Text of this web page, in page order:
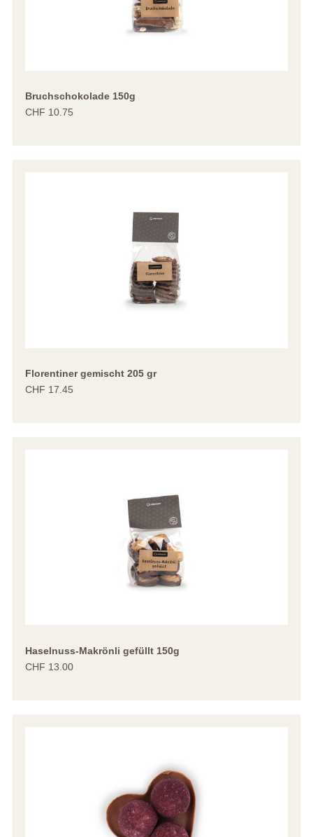
Bruchschokolade 150g
CHF 10.75
Florentiner gemischt 205 gr
CHF 17.45
Haselnuss-Makrönli gefüllt 150g
CHF 13.00